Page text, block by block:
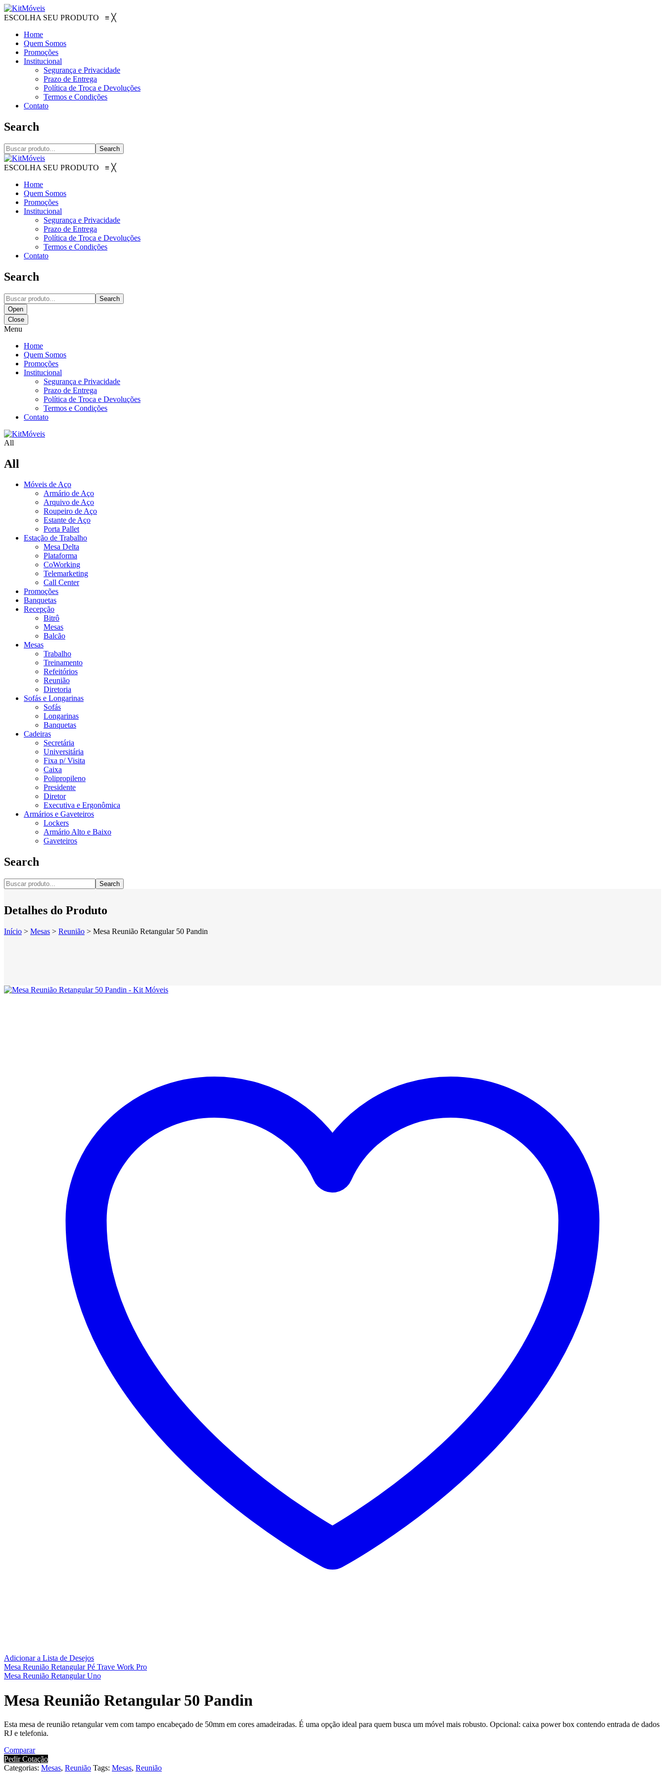
ESCOLHA SEU PRODUTO ≡ ╳
Home
Quem Somos
Promoções
Institucional
Segurança e Privacidade
Prazo de Entrega
Política de Troca e Devoluções
Termos e Condições
Contato
Search
Search
ESCOLHA SEU PRODUTO ≡ ╳
Home
Quem Somos
Promoções
Institucional
Segurança e Privacidade
Prazo de Entrega
Política de Troca e Devoluções
Termos e Condições
Contato
Search
Search
Open
Close
Menu
Home
Quem Somos
Promoções
Institucional
Segurança e Privacidade
Prazo de Entrega
Política de Troca e Devoluções
Termos e Condições
Contato
All
All
Móveis de Aço
Armário de Aço
Arquivo de Aço
Roupeiro de Aço
Estante de Aço
Porta Pallet
Estação de Trabalho
Mesa Delta
Plataforma
CoWorking
Telemarketing
Call Center
Promoções
Banquetas
Recepção
Bitrô
Mesas
Balcão
Mesas
Trabalho
Treinamento
Refeitórios
Reunião
Diretoria
Sofás e Longarinas
Sofás
Longarinas
Banquetas
Cadeiras
Secretária
Universitária
Fixa p/ Visita
Caixa
Polipropileno
Presidente
Diretor
Executiva e Ergonômica
Armários e Gaveteiros
Lockers
Armário Alto e Baixo
Gaveteiros
Search
Search
Detalhes do Produto
Início > Mesas > Reunião > Mesa Reunião Retangular 50 Pandin
Adicionar a Lista de Desejos
Mesa Reunião Retangular Pé Trave Work Pro
Mesa Reunião Retangular Uno
Mesa Reunião Retangular 50 Pandin
Esta mesa de reunião retangular vem com tampo encabeçado de 50mm em cores amadeiradas. É uma opção ideal para quem busca um móvel mais robusto. Opcional: caixa power box contendo entrada de dados
RJ e telefonia.
Comparar
Pedir Cotação
Categorias: Mesas, Reunião Tags: Mesas, Reunião